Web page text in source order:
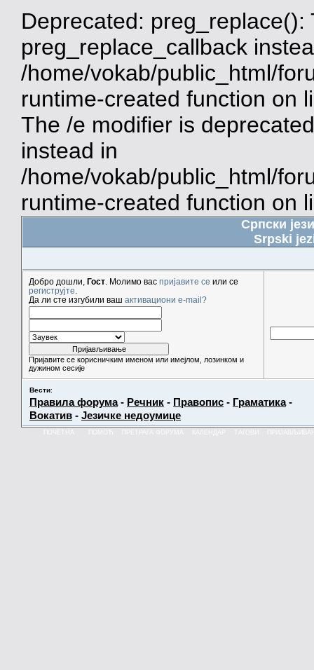
Deprecated:
preg_replace_callback
/home/vokab/public_html/
runtime-created function on
The /e modifier is
instead in
/home/vokab/public_html/
runtime-created function on
Српски
Srpski
Добро дошли, Гост . Молимо вас пријавите се или се
региструјте
Да ли сте изгубили ваш активациони e-mail?
Пријавите се корисничким именом или имејлом, лозинком и
дужином сесије
Вести:
Правила форума- Речник - Правопис - Граматика-
Вокатив - Језичке недоумице
КАЛЕНДАР